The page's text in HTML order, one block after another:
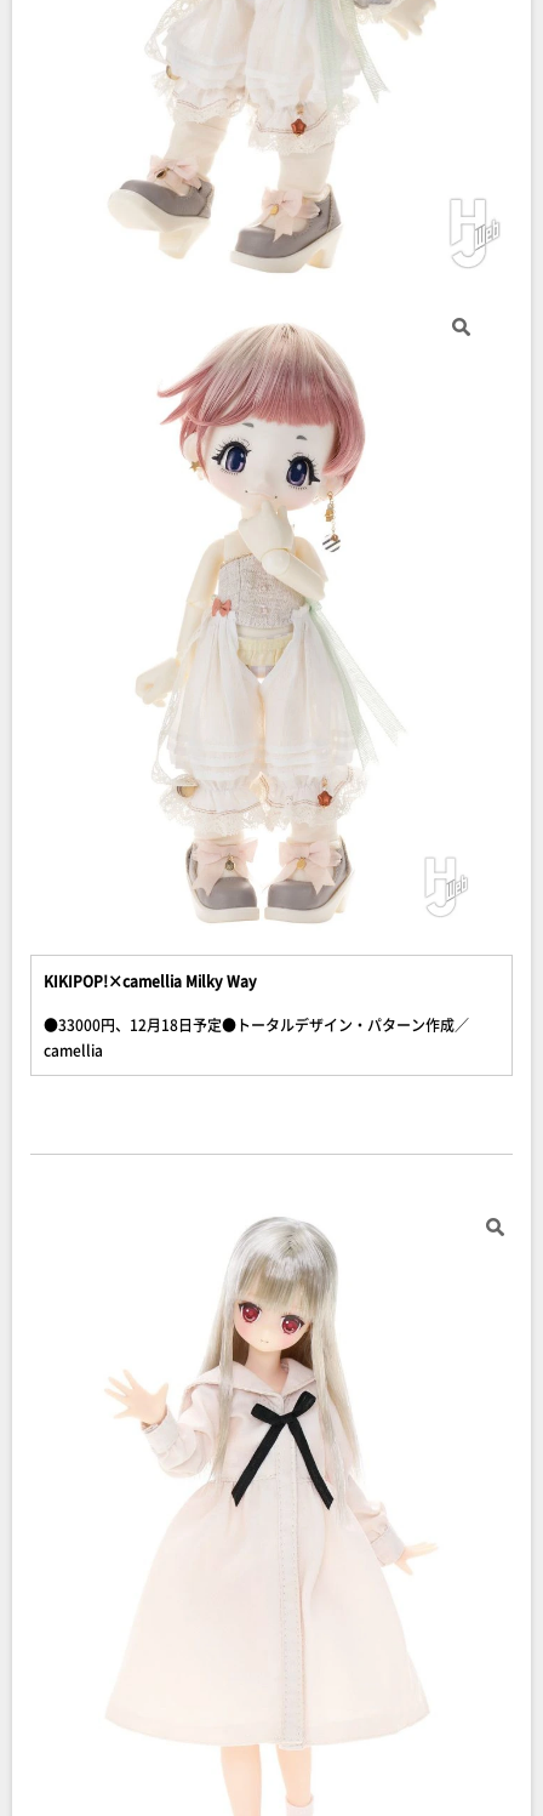
KIKIPOP!×camellia Milky Way
●33000円、12月18日予定●トータルデザイン・パターン作成／
camellia